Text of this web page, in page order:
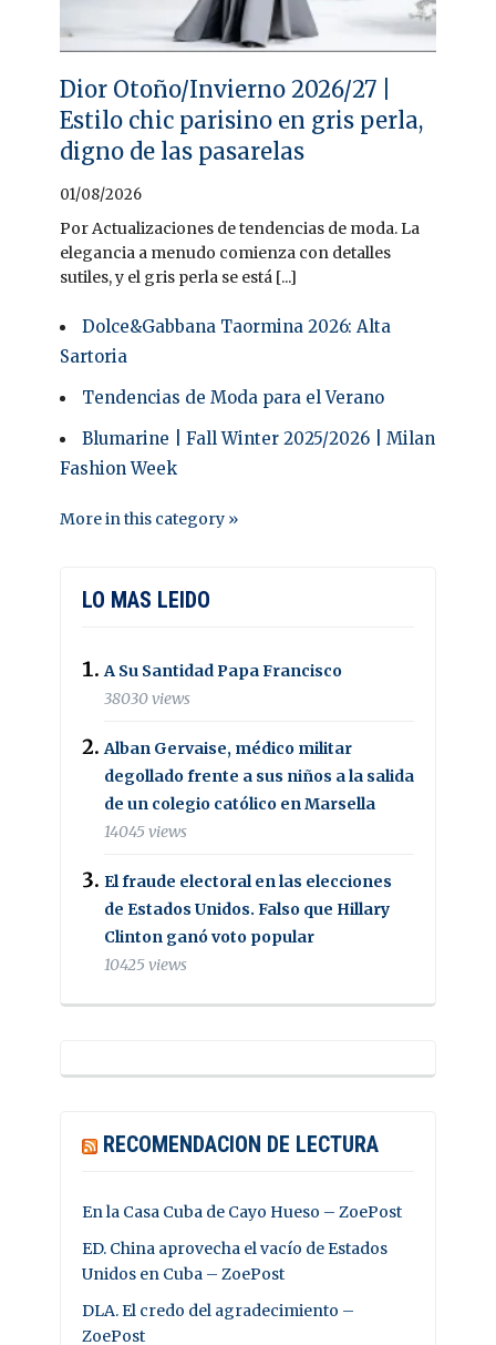
Dior Otoño/Invierno 2026/27 |
Estilo chic parisino en gris perla,
digno de las pasarelas
01/08/2026
Por Actualizaciones de tendencias de moda. La
elegancia a menudo comienza con detalles
sutiles, y el gris perla se está [...]
Dolce&Gabbana Taormina 2026: Alta
Sartoria
Tendencias de Moda para el Verano
Blumarine | Fall Winter 2025/2026 | Milan
Fashion Week
More in this category »
LO MAS LEIDO
A Su Santidad Papa Francisco
38030 views
Alban Gervaise, médico militar
degollado frente a sus niños a la salida
de un colegio católico en Marsella
14045 views
El fraude electoral en las elecciones
de Estados Unidos. Falso que Hillary
Clinton ganó voto popular
10425 views
RECOMENDACION DE LECTURA
En la Casa Cuba de Cayo Hueso – ZoePost
ED. China aprovecha el vacío de Estados
Unidos en Cuba – ZoePost
DLA. El credo del agradecimiento –
ZoePost